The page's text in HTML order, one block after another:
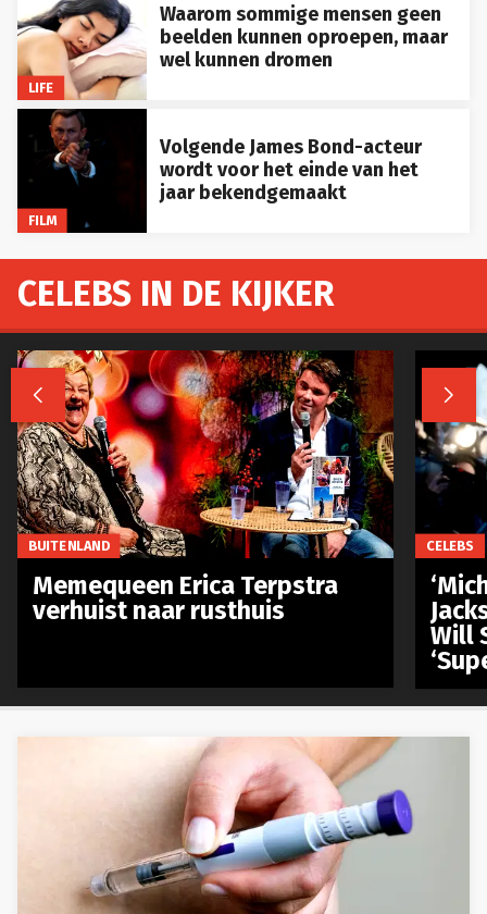
LIFE
Waarom sommige mensen geen
beelden kunnen oproepen, maar
wel kunnen dromen
FILM
Volgende James Bond-acteur
wordt voor het einde van het
jaar bekendgemaakt
CELEBS IN DE KIJKER
 
BUITENLAND
Memequeen Erica Terpstra
verhuist naar rusthuis
CELEBS
Will